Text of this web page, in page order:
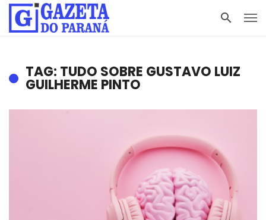
TAG: TUDO SOBRE GUSTAVO LUIZ
GUILHERME PINTO